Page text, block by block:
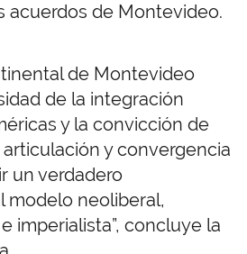
acuerdos de Montevideo.
de Montevideo
de la integración
y la convicción de
y convergencia
un verdadero
modelo neoliberal,
imperialista”, concluye la